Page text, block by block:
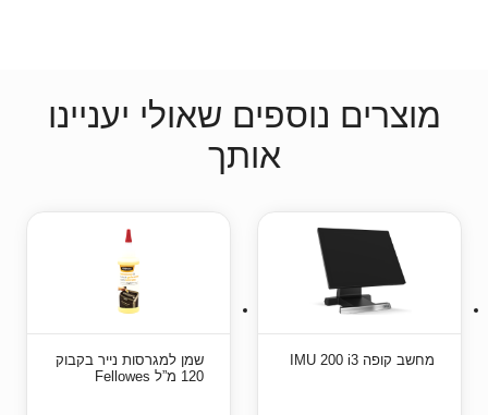
מוצרים נוספים שאולי יעניינו
אותך
מחשב קופה IMU 200 i3
שמן למגרסות נייר בקבוק
120 מ”ל Fellowes